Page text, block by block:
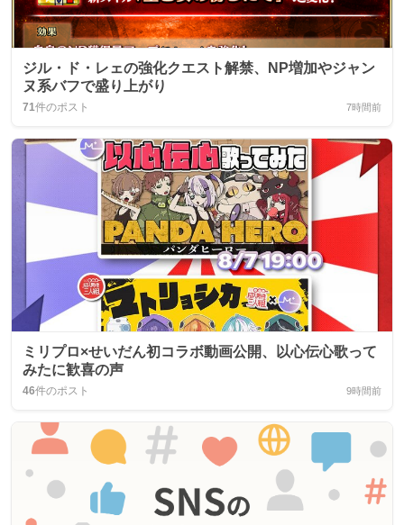
ジル・ド・レェの強化クエスト解禁、NP増加やジャン
ヌ系バフで盛り上がり
71件のポスト 7時間前
ミリプロ×せいだん初コラボ動画公開、以心伝心歌って
みたに歓喜の声
46件のポスト 9時間前